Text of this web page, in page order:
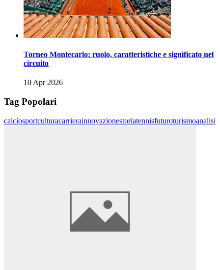
Torneo Montecarlo: ruolo, caratteristiche e significato nel
circuito
10 Apr 2026
Tag Popolari
calciosportculturacarrierainnovazionestoriatennisfuturoturismoanalisi